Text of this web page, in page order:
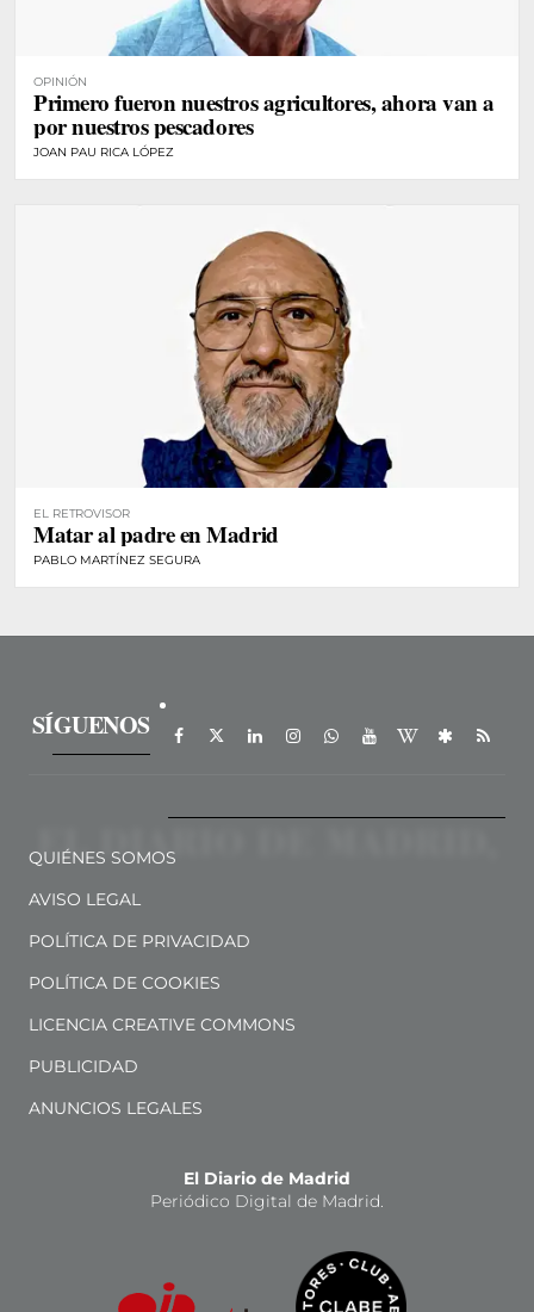
OPINIÓN
Primero fueron nuestros agricultores, ahora van a
por nuestros pescadores
JOAN PAU RICA LÓPEZ
EL RETROVISOR
Matar al padre en Madrid
PABLO MARTÍNEZ SEGURA
SÍGUENOS
QUIÉNES SOMOS
AVISO LEGAL
POLÍTICA DE PRIVACIDAD
POLÍTICA DE COOKIES
LICENCIA CREATIVE COMMONS
PUBLICIDAD
ANUNCIOS LEGALES
El Diario de Madrid
Periódico Digital de Madrid.